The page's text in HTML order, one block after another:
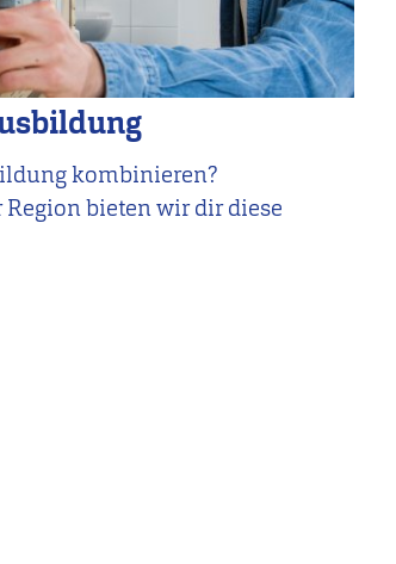
kombinieren?
bieten wir dir diese